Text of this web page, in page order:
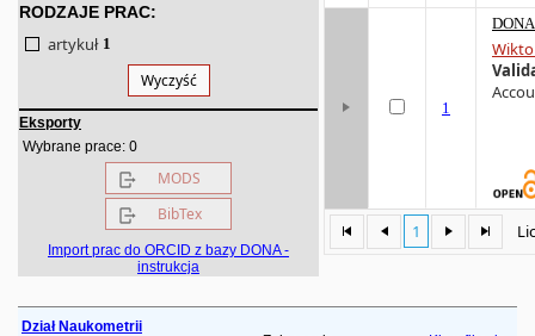
RODZAJE PRAC:
artykuł 1
Wyczyść
Eksporty
Wybrane prace: 0
MODS
BibTex
Import prac do ORCID z bazy DONA -
instrukcja
1
1
Dział Naukometrii